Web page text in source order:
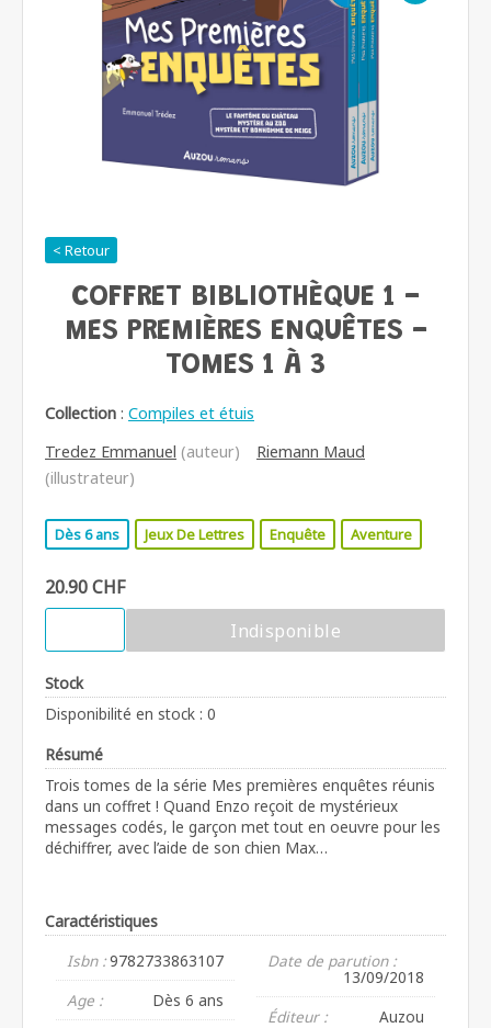
< Retour
COFFRET BIBLIOTHÈQUE 1 -
MES PREMIÈRES ENQUÊTES -
TOMES 1 À 3
Collection : Compiles et étuis
Tredez Emmanuel (auteur)
Riemann Maud
(illustrateur)
Dès 6 ans Jeux De Lettres Enquête Aventure
20.90 CHF
Indisponible
Stock
Disponibilité en stock : 0
Résumé
Trois tomes de la série Mes premières enquêtes réunis
dans un coffret ! Quand Enzo reçoit de mystérieux
messages codés, le garçon met tout en oeuvre pour les
déchiffrer, avec l’aide de son chien Max…
Caractéristiques
Isbn :9782733863107
Age :
Dès 6 ans
Date de parution :
13/09/2018
Éditeur :
Auzou